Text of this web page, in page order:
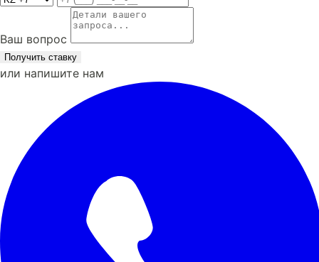
Ваш вопрос
Получить ставку
или напишите нам